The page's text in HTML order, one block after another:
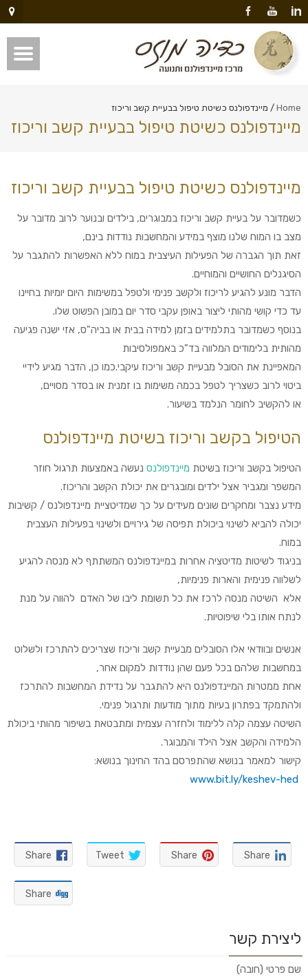
Home
/ מיינדפולנס כשיטת טיפול בבעיית קשב וריכוז
מיינדפולנס כשיטת טיפול בבעיית קשב וריכוז
מיינדפולנס כשיטת טיפול בבעיית קשב וריכוז
כשמדובר על בעיית קשב וריכוז במבוגרים, בילדים ובנוער לרוב מדובר על
מצב בו המוח שלנו מוצף במידע והמחשבות נודדות בינם,
זאת תוך הגברה של הפעילות העיצבית במוח ללא האפשרות להתגבר על
הסיגנלים החושיים והמוחיים.
הדבר מונע להגיע לריכוז ולקשב פנימי ולטפל במשימות היום יומיות בחיינו
עד כדי קושי מהותי ליצור באופן עקבי סדר יום במובן הפשוט שלו.
בנוסף כשמדובר בתלמידים בזמן למידה בבית או בביה"ס, אזי ישנה פגיעה
מהותית בלימודים המלווה בד"כ באמפולסיבות
המאפיינת את הסובל מבעיית קשב וריכוז עיקבי.כמו כן, הדבר מגיע לידיי
ביטוי לרוב כשצריך לטפל בכמה משימות בו זמנית או בסדר מסויים,
או להקשיב לחומר הנלמד בשיעור.
הטיפול בקשב וריכוז בשיטת מיינדפולנס
הטיפול בקשב וריכוז בשיטת מיינדפולנס נעשה באמצעות תרגול חוזר
המשפר ומגביר אצל ילדים ומובגרים את יכולת הקשב והריכוז.
מידע נצבר ומחקרים שונים מעידים על כך שמדיטציית מיינדפולנס / קשיבות
יכולה להביא לשינוי ביכולת תפיסה של גירויים ולשינוי בפעילות העצבית
במוח.
בניגוד לשיטות מדיטציה אחרות במיינדפולנס המשתתף לא מנסה להגיע
לשלווה פנימית והארות פנימיות,
אלא השיטה מנסה לרכז את כל תשומת ליבו של האדם להווה על מנת
לנתח אותו בלי שיפוטיות.
אנשים ובוודאי אלו הסובלים מבעיית קשב וריכוז שצריכים להתרכז ולשלוט
במחשבות שלהם בכל פעם שהן נודדות למקום אחר,
אחת ממטרות המיינדפולנס היא להתגבר על נדידת המחשבות להתרכז
ולהתמקד בפתרון בעיות מתוך מודעות ותרגול פנימי.
השיטה עצמה קלה ללימוד ולחזרה עצמית ומתבטאת בשיפור מהותי ביכולת
הלמידה והקשב אצל הילד והמבוגר.
קישור למאמר בנושא שהתפרסם בהד החינוך בנושא:
www.bit.ly/keshev-hed
Share Tweet Share Share
Share
ליצירת קשר
שם פרטי (חובה)